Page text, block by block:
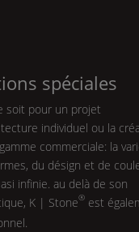
spéciales
soit pour un projet
individuel ou la
commerciale: la
du désign et de
infinie. au delà de son
K | Stone®est